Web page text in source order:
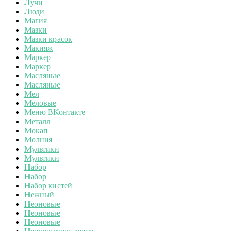
Лучи
Люди
Магия
Мазки
Мазки красок
Макияж
Маркер
Маркер
Масляные
Масляные
Мел
Меловые
Меню ВКонтакте
Металл
Мокап
Молния
Мультики
Мультики
Набор
Набор
Набор кистей
Нежный
Неоновые
Неоновые
Неоновые